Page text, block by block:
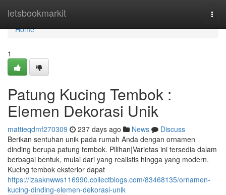
letsbookmarkit
Home
Home
1
Patung Kucing Tembok :
Elemen Dekorasi Unik
mattieqdmf270309 237 days ago News
Discuss
Berikan sentuhan unik pada rumah Anda dengan ornamen
dinding berupa patung tembok. Pilihan|Varietas ini tersedia dalam
berbagai bentuk, mulai dari yang realistis hingga yang modern.
Kucing tembok eksterior dapat
https://izaaknwws116990.collectblogs.com/83468135/ornamen-
kucing-dinding-elemen-dekorasi-unik